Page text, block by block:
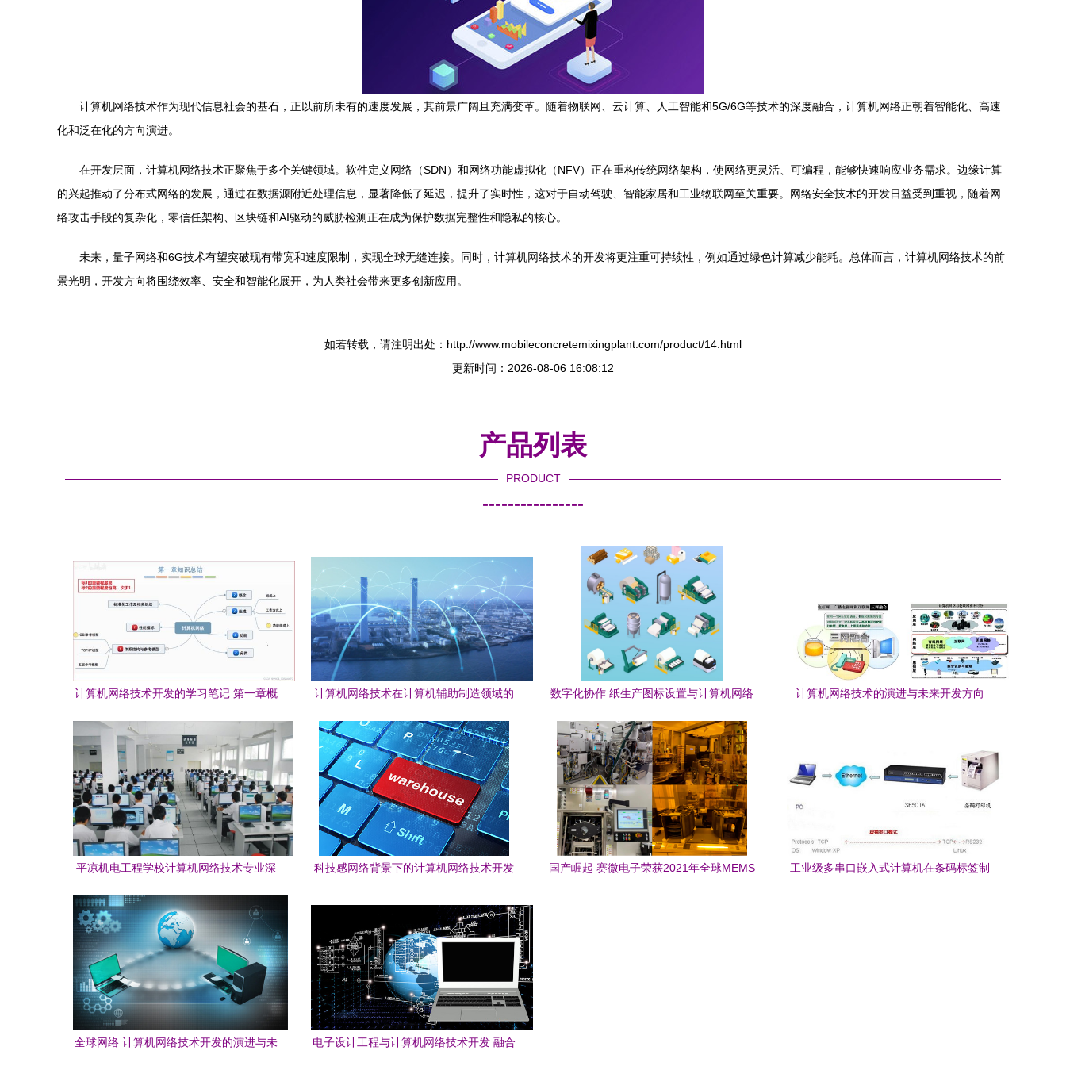
计算机网络技术作为现代信息社会的基石，正以前所未有的速度发展，其前景广阔且充满变革。随着物联网、云计算、人工智能和5G/6G等技术的深度融合，计算机网络正朝着智能化、高速
化和泛在化的方向演进。
在开发层面，计算机网络技术正聚焦于多个关键领域。软件定义网络（SDN）和网络功能虚拟化（NFV）正在重构传统网络架构，使网络更灵活、可编程，能够快速响应业务需求。边缘计算
的兴起推动了分布式网络的发展，通过在数据源附近处理信息，显著降低了延迟，提升了实时性，这对于自动驾驶、智能家居和工业物联网至关重要。网络安全技术的开发日益受到重视，随着网
络攻击手段的复杂化，零信任架构、区块链和AI驱动的威胁检测正在成为保护数据完整性和隐私的核心。
未来，量子网络和6G技术有望突破现有带宽和速度限制，实现全球无缝连接。同时，计算机网络技术的开发将更注重可持续性，例如通过绿色计算减少能耗。总体而言，计算机网络技术的前
景光明，开发方向将围绕效率、安全和智能化展开，为人类社会带来更多创新应用。
如若转载，请注明出处：http://www.mobileconcretemixingplant.com/product/14.html
更新时间：2026-08-06 16:08:12
产品列表
PRODUCT
----------------
计算机网络技术开发的学习笔记 第一章概
计算机网络技术在计算机辅助制造领域的
数字化协作 纸生产图标设置与计算机网络
计算机网络技术的演进与未来开发方向
平凉机电工程学校计算机网络技术专业深
科技感网络背景下的计算机网络技术开发
国产崛起 赛微电子荣获2021年全球MEMS
工业级多串口嵌入式计算机在条码标签制
全球网络 计算机网络技术开发的演进与未
电子设计工程与计算机网络技术开发 融合